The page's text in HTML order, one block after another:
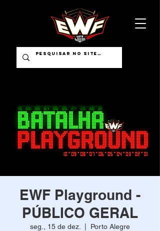
EWF Playground -
PÚBLICO GERAL
seg., 15 de dez. Porto Alegre